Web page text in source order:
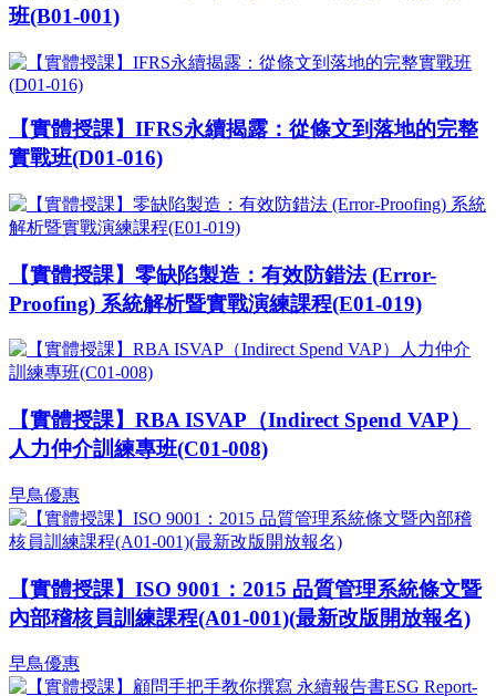
班(B01-001)
【實體授課】IFRS永續揭露：從條文到落地的完整
實戰班(D01-016)
【實體授課】零缺陷製造：有效防錯法 (Error-
Proofing) 系統解析暨實戰演練課程(E01-019)
【實體授課】RBA ISVAP（Indirect Spend VAP）
人力仲介訓練專班(C01-008)
早鳥優惠
【實體授課】ISO 9001：2015 品質管理系統條文暨
內部稽核員訓練課程(A01-001)(最新改版開放報名)
早鳥優惠